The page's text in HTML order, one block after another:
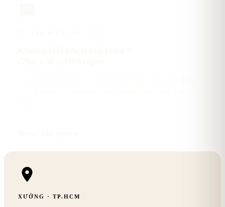
XƯỞNG · TP.HCM